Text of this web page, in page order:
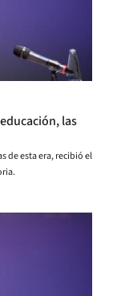
las
de esta era, recibió el